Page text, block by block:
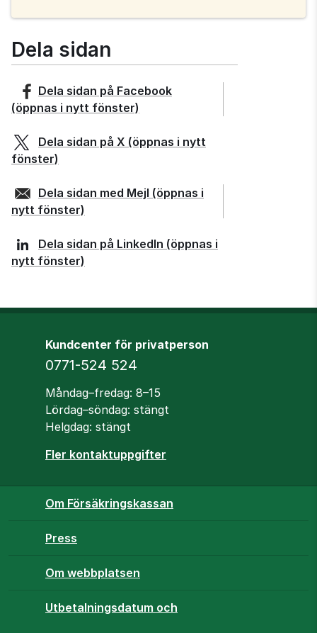
Dela sidan
Dela sidan på Facebook
(öppnas i nytt fönster)
Dela sidan på X (öppnas i nytt
fönster)
Dela sidan med Mejl (öppnas i
nytt fönster)
Dela sidan på LinkedIn (öppnas i
nytt fönster)
Kundcenter för privatperson
Telefon
0771-524 524
Öppettider
Måndag–fredag: 8–15
Lördag–söndag: stängt
Helgdag: stängt
Fler kontaktuppgifter
Om Försäkringskassan
Press
Om webbplatsen
Utbetalningsdatum och